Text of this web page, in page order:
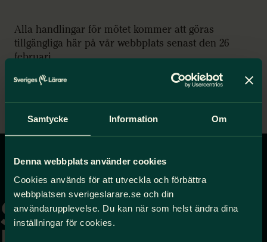
Samtycke Information Om
Denna webbplats använder cookies
Cookies används för att utveckla och förbättra
webbplatsen sverigeslarare.se och din
användarupplevelse. Du kan när som helst ändra dina
inställningar för cookies.
Alla handlingar för mötet kommer att göras
tillgängliga här på vår webbplats senast den 26
februari.
Bilagor
startsidan